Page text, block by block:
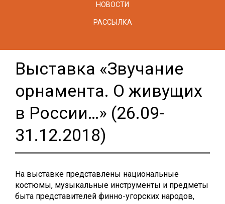
НОВОСТИ
РАССЫЛКА
Выставка «Звучание
орнамента. О живущих
в России…» (26.09-
31.12.2018)
На выставке представлены национальные
костюмы, музыкальные инструменты и предметы
быта представителей финно-угорских народов,